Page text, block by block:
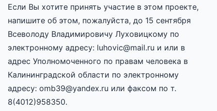
Если Вы хотите принять участие в этом проекте,
напишите об этом, пожалуйста, до 15 сентября
Всеволоду Владимировичу Луховицкому по
электронному адресу: luhovic@mail.ru и или в
адрес Уполномоченного по правам человека в
Калининградской области по электронному
адресу: omb39@yandex.ru или факсом по т.
8(4012)958350.